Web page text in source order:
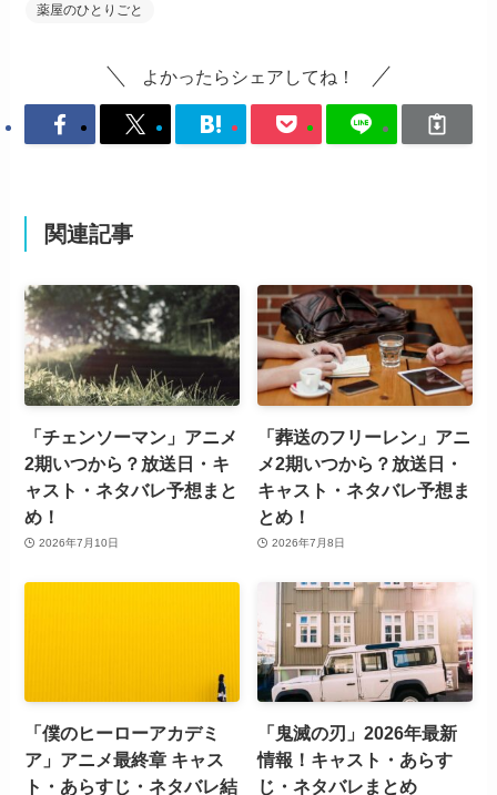
薬屋のひとりごと
よかったらシェアしてね！
関連記事
「チェンソーマン」アニメ
2期いつから？放送日・キ
ャスト・ネタバレ予想まと
め！
2026年7月10日
「葬送のフリーレン」アニ
メ2期いつから？放送日・
キャスト・ネタバレ予想ま
とめ！
2026年7月8日
「僕のヒーローアカデミ
ア」アニメ最終章 キャス
ト・あらすじ・ネタバレ結
「鬼滅の刃」2026年最新
情報！キャスト・あらす
じ・ネタバレまとめ